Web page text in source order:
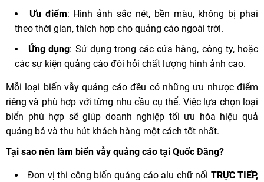
Ưu điểm: Hình ảnh sắc nét, bền màu, không bị phai
theo thời gian, thích hợp cho quảng cáo ngoài trời.
Ứng dụng: Sử dụng trong các cửa hàng, công ty, hoặc
các sự kiện quảng cáo đòi hỏi chất lượng hình ảnh cao.
Mỗi loại biển vẫy quảng cáo đều có những ưu nhược điểm
riêng và phù hợp với từng nhu cầu cụ thể. Việc lựa chọn loại
biển phù hợp sẽ giúp doanh nghiệp tối ưu hóa hiệu quả
quảng bá và thu hút khách hàng một cách tốt nhất.
Tại sao nên làm biển vẫy quảng cáo tại Quốc Đăng?
Đơn vị thi công biển quảng cáo alu chữ nổi TRỰC TIẾP,